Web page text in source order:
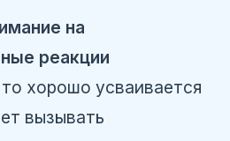
на
реакции
хорошо усваивается
вызывать